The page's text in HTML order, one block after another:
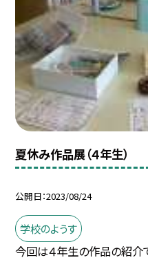
夏休み作品展（４年生）
公開日 2023/08/24
学校のようす
今回は４年生の作品の紹介